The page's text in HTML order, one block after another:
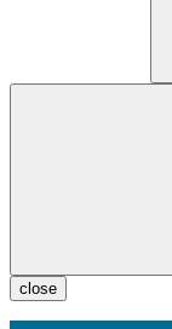
close